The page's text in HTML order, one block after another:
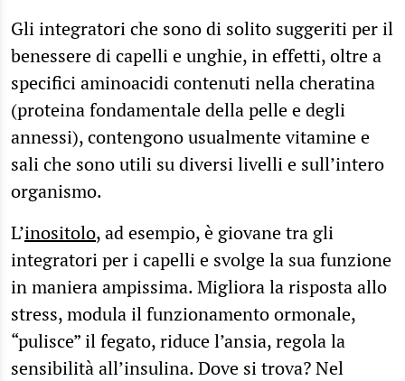
Gli integratori che sono di solito suggeriti per il
benessere di capelli e unghie, in effetti, oltre a
specifici aminoacidi contenuti nella cheratina
(proteina fondamentale della pelle e degli
annessi), contengono usualmente vitamine e
sali che sono utili su diversi livelli e sull’intero
organismo.
L’inositolo, ad esempio, è giovane tra gli
integratori per i capelli e svolge la sua funzione
in maniera ampissima. Migliora la risposta allo
stress, modula il funzionamento ormonale,
“pulisce” il fegato, riduce l’ansia, regola la
sensibilità all’insulina. Dove si trova? Nel